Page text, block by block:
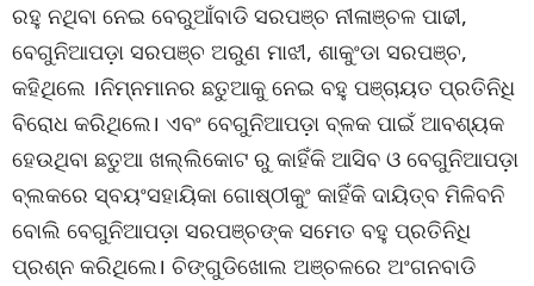
ରହୁ ନଥିବା ନେଇ ବେରୁଆଁବାଡି ସରପଞ୍ଚ ନୀଳାଞ୍ଚଳ ପାଢୀ,
ବେଗୁନିଆପଡ଼ା ସରପଞ୍ଚ ଅରୁଣ ମାଝୀ, ଶାକୁଂଡା ସରପଞ୍ଚ,
କହିଥିଲେ ।ନିମ୍ନମାନର ଛତୁଆକୁ ନେଇ ବହୁ ପଞ୍ଚାୟତ ପ୍ରତିନିଧି
ବିରୋଧ କରିଥିଲେ। ଏବଂ ବେଗୁନିଆପଡ଼ା ବ୍ଳକ ପାଇଁ ଆବଶ୍ୟକ
ହେଉଥିବା ଛତୁଆ ଖଲ୍ଲିକୋଟ ରୁ କାହିଁକି ଆସିବ ଓ ବେଗୁନିଆପଡ଼ା
ବ୍ଲକରେ ସ୍ବୟଂସହାୟିକା ଗୋଷ୍ଠୀକୁଂ କାହିଁକି ଦାୟିତ୍ବ ମିଳିବନି
ବୋଲି ବେଗୁନିଆପଡ଼ା ସରପଞ୍ଚଙ୍କ ସମେତ ବହୁ ପ୍ରତିନିଧି
ପ୍ରଶ୍ନ କରିଥିଲେ। ଚିଙ୍ଗୁଡିଖୋଲ ଅଞ୍ଚଳରେ ଅଂଗନବାଡି